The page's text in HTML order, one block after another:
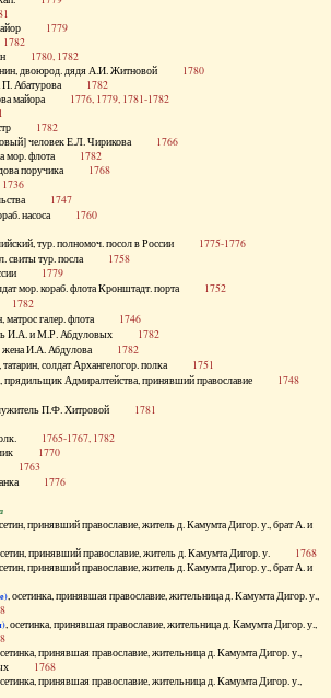
1779
1782
1780, 1782
двоюрод. дядя А.И. Житновой 1780
П. Абатурова 1782
майора 1776, 1779, 1781-1782
1782
человек Е.Л. Чирикова 1766
мор. флота 1782
поручика 1768
1736
1747
кораб. насоса 1760
тур. полномоч. посол в России 1775-1776
свиты тур. посла 1758
1779
мор. кораб. флота Кронштадт. порта 1752
1782
матрос галер. флота 1746
И.А. и М.Р. Абдуловых 1782
жена И.А. Абдулова 1782
татарин, солдат Архангелогор. полка 1751
, прядильщик Адмиралтейства, принявший православие 1748
П.Ф. Хитровой 1781
1765-1767, 1782
1770
1763
1776
принявший православие, житель д. Камумта Дигор. у., брат А. и
принявший православие, житель д. Камумта Дигор. у. 1768
принявший православие, житель д. Камумта Дигор. у., брат А. и
, осетинка, принявшая православие, жительница д. Камумта Дигор. у.,
, осетинка, принявшая православие, жительница д. Камумта Дигор. у.,
принявшая православие, жительница д. Камумта Дигор. у.,
1768
принявшая православие, жительница д. Камумта Дигор. у.,